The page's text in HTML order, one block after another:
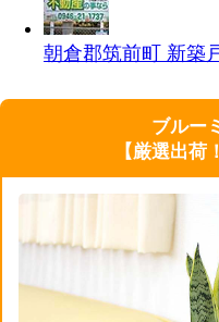
朝倉郡筑前町 新築
ブルー
【厳選出荷